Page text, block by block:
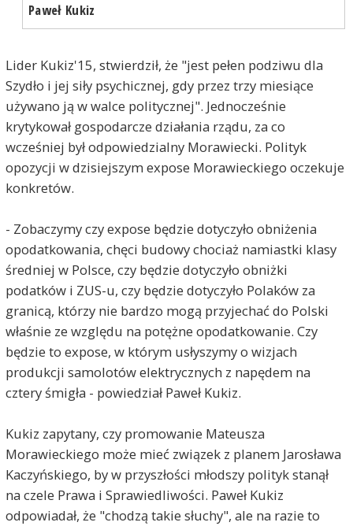
Paweł Kukiz
Lider Kukiz'15, stwierdził, że "jest pełen podziwu dla
Szydło i jej siły psychicznej, gdy przez trzy miesiące
używano ją w walce politycznej". Jednocześnie
krytykował gospodarcze działania rządu, za co
wcześniej był odpowiedzialny Morawiecki. Polityk
opozycji w dzisiejszym expose Morawieckiego oczekuje
konkretów.
- Zobaczymy czy expose będzie dotyczyło obniżenia
opodatkowania, chęci budowy chociaż namiastki klasy
średniej w Polsce, czy będzie dotyczyło obniżki
podatków i ZUS-u, czy będzie dotyczyło Polaków za
granicą, którzy nie bardzo mogą przyjechać do Polski
właśnie ze względu na potężne opodatkowanie. Czy
będzie to expose, w którym usłyszymy o wizjach
produkcji samolotów elektrycznych z napędem na
cztery śmigła - powiedział Paweł Kukiz.
Kukiz zapytany, czy promowanie Mateusza
Morawieckiego może mieć związek z planem Jarosława
Kaczyńskiego, by w przyszłości młodszy polityk stanął
na czele Prawa i Sprawiedliwości. Paweł Kukiz
odpowiadał, że "chodzą takie słuchy", ale na razie to